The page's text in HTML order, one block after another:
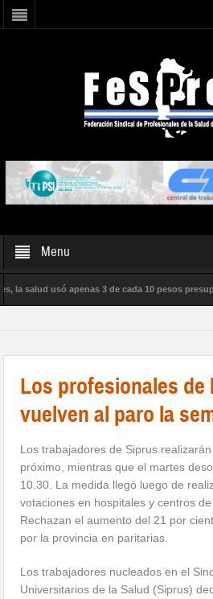
Menu
salud usó apenas 3 de cada 10 pesos
Los profesionales de
vuelven al paro la
Los trabajadores de Siprus
próximo, mientras que el martes
10.30. La medida llegó luego de
votaciones en hospitales y centros
Rechazan el aumento del 21 por
por la provincia en paritarias.
Los trabajadores nucleados en el
Universitarios de la Salud (Siprus)